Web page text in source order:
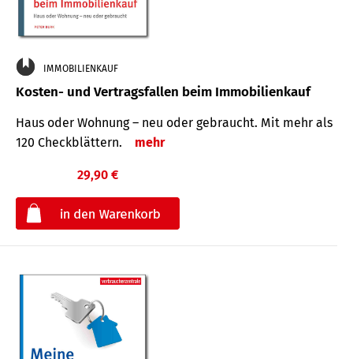
IMMOBILIENKAUF
Kosten- und Vertragsfallen beim Immobilienkauf
Haus oder Wohnung – neu oder gebraucht. Mit mehr als
120 Check­blättern.
mehr
29,90 €